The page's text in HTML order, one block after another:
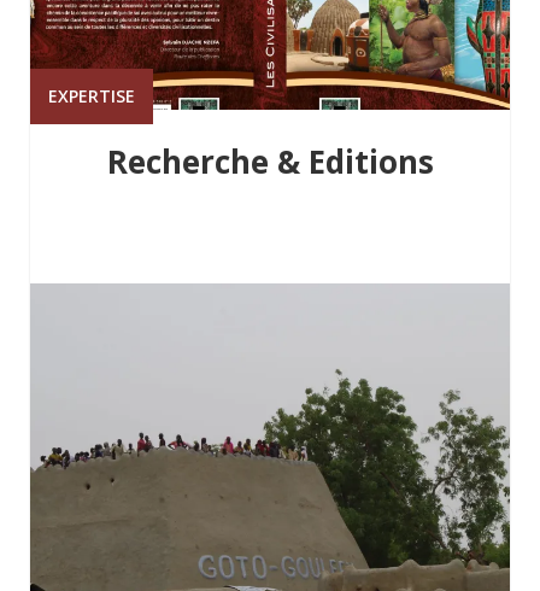
EXPERTISE
Recherche & Editions